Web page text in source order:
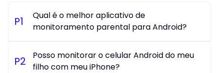
P1
Qual é o melhor aplicativo de
monitoramento parental para Android?
P2
Posso monitorar o celular Android do meu
filho com meu iPhone?